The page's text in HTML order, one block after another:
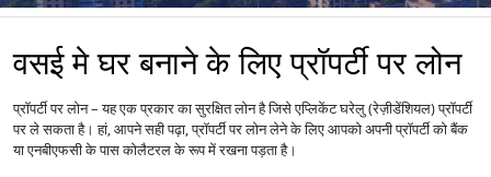
वसई मे घर बनाने के लिए प्रॉपर्टी पर लोन
प्रॉपर्टी पर लोन – यह एक प्रकार का सुरक्षित लोन है जिसे एप्लिकेंट घरेलु (रेज़ीडेंशियल) प्रॉपर्टी
पर ले सकता है। हां, आपने सही पढ़ा, प्रॉपर्टी पर लोन लेने के लिए आपको अपनी प्रॉपर्टी को बैंक
या एनबीएफसी के पास कोलैटरल के रूप में रखना पड़ता है।